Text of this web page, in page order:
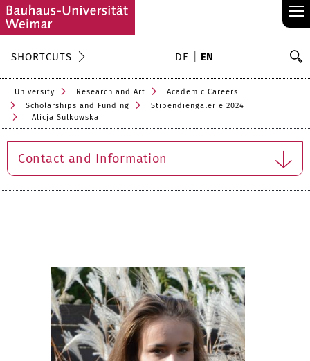
≡
SHORTCUTS DE EN
University Research and Art
Academic Careers
Scholarships and Funding
Stipendiengalerie 2024
Alicja Sulkowska
Contact and Information